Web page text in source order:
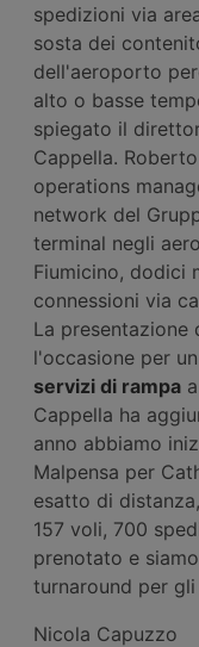
spedizioni via
sosta dei
dell'aeroporto
alto o basse
spiegato il
Cappella.
operations
network del
terminal negli
Fiumicino, dodici
connessioni via
La presentazione
l'occasione per un
servizi di rampa
Cappella ha
anno abbiamo
Malpensa per
esatto di
157 voli, 700
prenotato e
turnaround per
Nicola Capuzzo